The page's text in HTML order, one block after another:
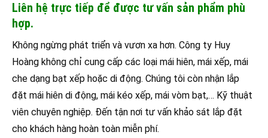
Liên hệ trực tiếp để được tư vấn sản phẩm phù
hợp.
Không ngừng phát triển và vươn xa hơn. Công ty Huy
Hoàng không chỉ cung cấp các loại mái hiên, mái xếp, mái
che dạng bạt xếp hoặc di động. Chúng tôi còn nhận lắp
đặt mái hiên di động, mái kéo xếp, mái vòm bạt,… Kỹ thuật
viên chuyên nghiệp. Đến tận nơi tư vấn khảo sát lắp đặt
cho khách hàng hoàn toàn miễn phí.